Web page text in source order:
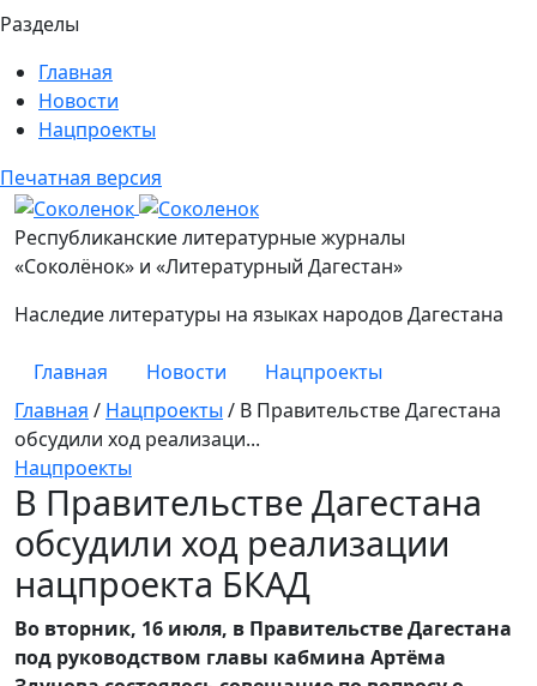
Разделы
Главная
Новости
Нацпроекты
Печатная версия
Соколенок
Республиканские литературные журналы
«Соколёнок» и «Литературный Дагестан»
Наследие литературы на языках народов Дагестана
Главная Новости
Нацпроекты
Главная / Нацпроекты / В Правительстве Дагестана
обсудили ход реализаци...
Нацпроекты
В Правительстве Дагестана
обсудили ход реализации
нацпроекта БКАД
Во вторник, 16 июля, в Правительстве Дагестана
под руководством главы кабмина Артёма